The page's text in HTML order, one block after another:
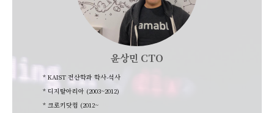
윤상민 CTO
* KAIST 전산학과 학사-석사
* 디지탈아리아 (2003~2012)
* 크로키닷컴 (2012~